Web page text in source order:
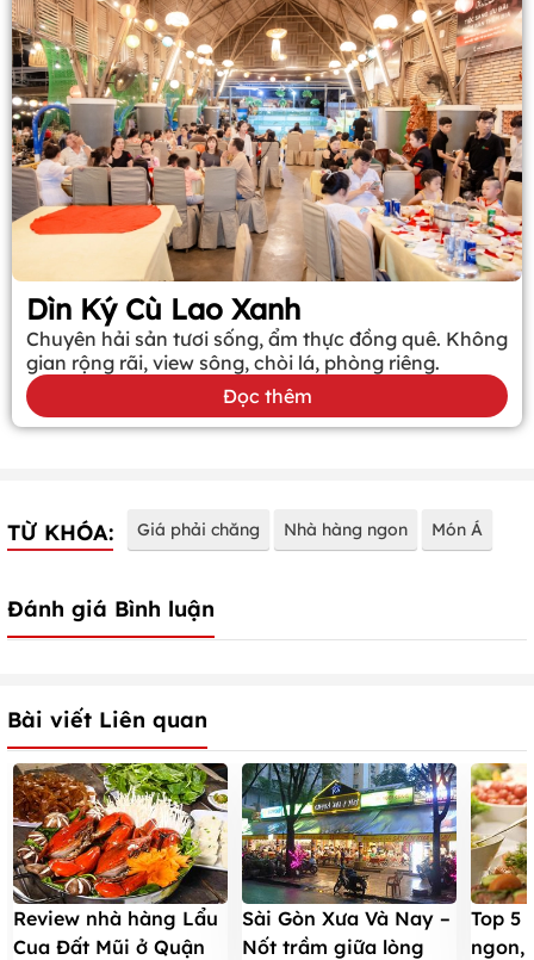
Dìn Ký Cù Lao Xanh
Chuyên hải sản tươi sống, ẩm thực đồng quê. Không
gian rộng rãi, view sông, chòi lá, phòng riêng.
Đọc thêm
TỪ KHÓA: Giá phải chăng Nhà hàng ngon Món Á
Đánh giá Bình luận
Bài viết Liên quan
Review nhà hàng Lẩu
Cua Đất Mũi ở Quận
Sài Gòn Xưa Và Nay –
Nốt trầm giữa lòng
Top 5
ngon,